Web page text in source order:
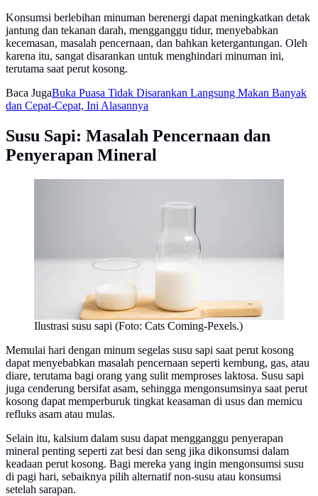
Konsumsi berlebihan minuman berenergi dapat meningkatkan detak
jantung dan tekanan darah, mengganggu tidur, menyebabkan
kecemasan, masalah pencernaan, dan bahkan ketergantungan. Oleh
karena itu, sangat disarankan untuk menghindari minuman ini,
terutama saat perut kosong.
Baca JugaBuka Puasa Tidak Disarankan Langsung Makan Banyak
dan Cepat-Cepat, Ini Alasannya
Susu Sapi: Masalah Pencernaan dan
Penyerapan Mineral
Ilustrasi susu sapi (Foto: Cats Coming-Pexels.)
Memulai hari dengan minum segelas susu sapi saat perut kosong
dapat menyebabkan masalah pencernaan seperti kembung, gas, atau
diare, terutama bagi orang yang sulit memproses laktosa. Susu sapi
juga cenderung bersifat asam, sehingga mengonsumsinya saat perut
kosong dapat memperburuk tingkat keasaman di usus dan memicu
refluks asam atau mulas.
Selain itu, kalsium dalam susu dapat mengganggu penyerapan
mineral penting seperti zat besi dan seng jika dikonsumsi dalam
keadaan perut kosong. Bagi mereka yang ingin mengonsumsi susu
di pagi hari, sebaiknya pilih alternatif non-susu atau konsumsi
setelah sarapan.